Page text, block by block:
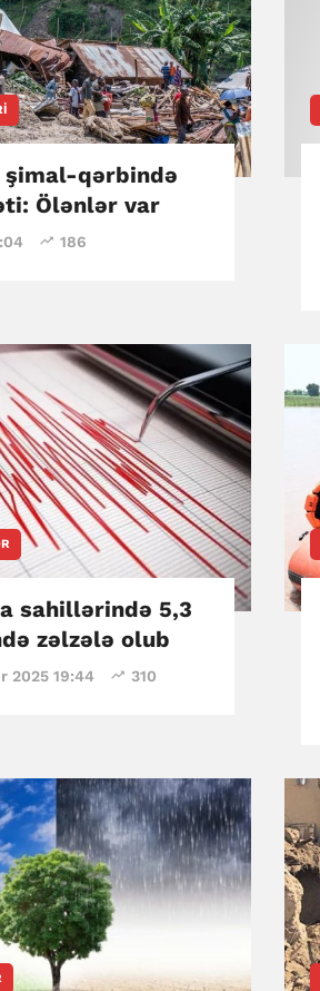
şimal-qərbində
Ölənlər var
186
sahillərində 5,3
zəlzələ olub
2025 19:44 310